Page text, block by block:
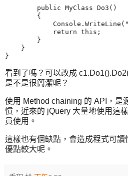
        public MyClass Do3()
        {
            return this;
        }
    }
}
看到了嗎？可以改成
是不是很簡潔呢？
使用 Method chaining 的 API，是
慣，近來的 jQuery 大量地使用這
員使用。
這樣也有個缺點，會造成程式可
優點較大呢。